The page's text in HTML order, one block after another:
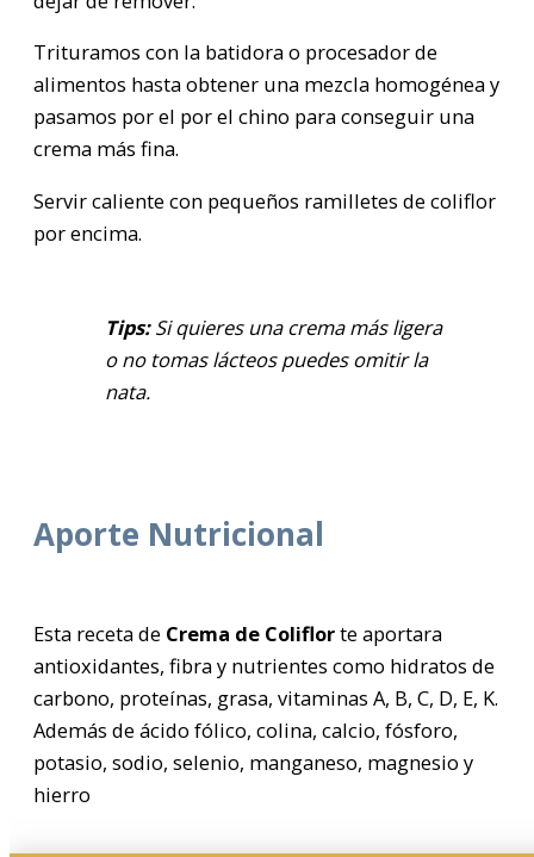
Trituramos con la batidora o procesador de
alimentos hasta obtener una mezcla homogénea y
pasamos por el por el chino para conseguir una
crema más fina.
Servir caliente con pequeños ramilletes de coliflor
por encima.
Tips:Si quieres una crema más ligera
o no tomas lácteos puedes omitir la
nata.
Aporte Nutricional
Esta receta de Crema de Coliflorte aportara
antioxidantes, fibra y nutrientes como hidratos de
carbono, proteínas, grasa, vitaminas A, B, C, D, E, K.
Además de ácido fólico, colina, calcio, fósforo,
potasio, sodio, selenio, manganeso, magnesio y
hierro